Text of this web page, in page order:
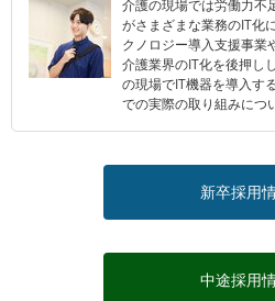
介護の現場では労働力不
がさまざまな業務のIT化
クノロジー導入支援事業
介護業界のIT化を後押し
の現場でIT機器を導入す
での実際の取り組みにつ
新卒採用
中途採用